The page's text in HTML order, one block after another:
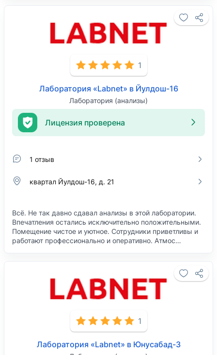
1
Лаборатория «Labnet» в Йулдош-16
Лаборатория (анализы)
Лицензия проверена
1 отзыв
квартал ​Йулдош-16, д. 21
Всё. Не так давно сдавал анализы в этой лаборатории.
Впечатления остались исключительно положительными.
Помещение чистое и уютное. Сотрудники приветливы и
работают профессионально и оперативно. Атмос…
1
Лаборатория «Labnet» в Юнусабад-3